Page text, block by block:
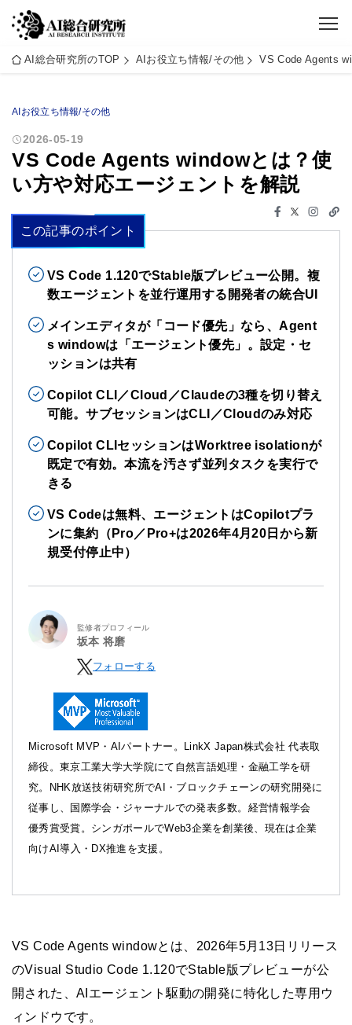
AI総合研究所のTOP AIお役立ち情報/その他 VS Code Agents
AIお役立ち情報/その他
2026-05-19
VS Code Agents windowとは？使
い方や対応エージェントを解説
この記事のポイント
VS Code 1.120でStable版プレビュー公開。複
数エージェントを並行運用する開発者の統合UI
メインエディタが「コード優先」なら、Agent
s windowは「エージェント優先」。設定・セ
ッションは共有
Copilot CLI／Cloud／Claudeの3種を切り替え
可能。サブセッションはCLI／Cloudのみ対応
Copilot CLIセッションはWorktree isolationが
既定で有効。本流を汚さず並列タスクを実行で
きる
VS Codeは無料、エージェントはCopilotプラ
ンに集約（Pro／Pro+は2026年4月20日から新
規受付停止中）
監修者プロフィール
坂本 将磨
フォローする
Microsoft MVP・AIパートナー。LinkX Japan株式会社 代表取
締役。東京工業大学大学院にて自然言語処理・金融工学を研
究。NHK放送技術研究所でAI・ブロックチェーンの研究開発に
従事し、国際学会・ジャーナルでの発表多数。経営情報学会
優秀賞受賞。シンガポールでWeb3企業を創業後、現在は企業
向けAI導入・DX推進を支援。
VS Code Agents windowとは、2026年5月13日リリース
のVisual Studio Code 1.120でStable版プレビューが公
開された、AIエージェント駆動の開発に特化した専用ウ
ィンドウです。